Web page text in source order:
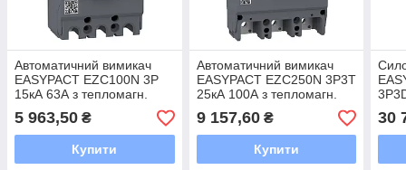
Автоматичний вимикач
EASYPACT EZC100N 3P
15кА 63А з тепломагн.
розчеплювачем Schneider
5 963,50 ₴
Купити
Автоматичний вимикач
EASYPACT EZC250N 3P3T
25кА 100А з тепломагн.
розчеплювачем Schneider
9 157,60₴
Купити
30